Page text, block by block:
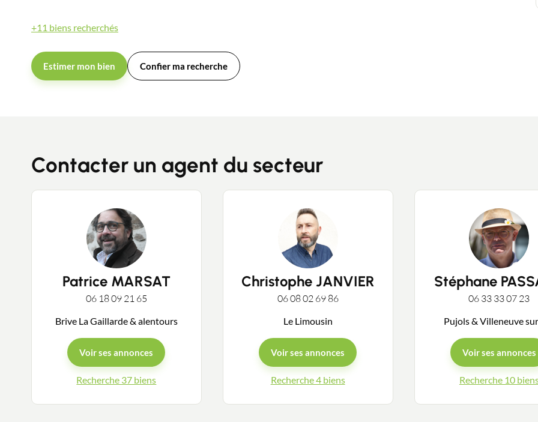
Recrutement
Actualités
+11 biens recherchés
Estimer mon bien Confier ma recherche
Contacter un agent du secteur
Patrice MARSAT
06 18 09 21 65
Brive La Gaillarde & alentours
Voir ses annonces
Recherche 37 biens
Christophe JANVIER
06 08 02 69 86
Le Limousin
Voir ses annonces
Recherche 4 biens
Stéphane
06 33 33 07 23
Pujols & Villeneuve
Voir ses annonces
Recherche 10